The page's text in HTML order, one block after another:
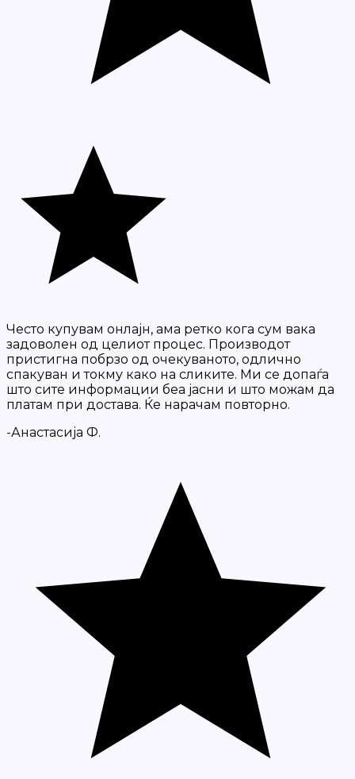
Често купувам онлајн, ама ретко кога сум вака
задоволен од целиот процес. Производот
пристигна побрзо од очекуваното, одлично
спакуван и токму како на сликите. Ми се допаѓа
што сите информации беа јасни и што можам да
платам при достава. Ќе нарачам повторно.
-Анастасија Ф.